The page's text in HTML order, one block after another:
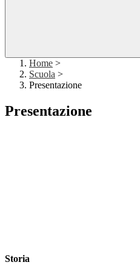
Home >
Scuola >
Presentazione
Presentazione
Storia